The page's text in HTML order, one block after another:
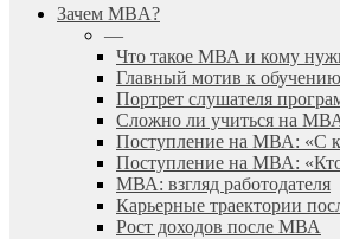
search
Menu
Зачем MBA?
—
Что такое МВА и кому
Главный мотив к
Портрет слушателя
Сложно ли учиться на
Поступление на МВА: «С
Поступление на МВА: «Кто
МВА: взгляд работодателя
Карьерные траектории
Рост доходов после МВА